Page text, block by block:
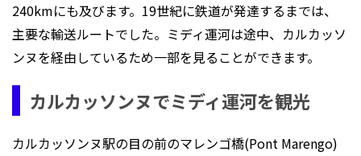
240kmにも及びます。19世紀に鉄道が発達するまでは、
主要な輸送ルートでした。ミディ運河は途中、カルカッソ
ンヌを経由しているため一部を見ることができます。
カルカッソンヌでミディ運河を観光
カルカッソンヌ駅の目の前のマレンゴ橋(Pont Marengo)